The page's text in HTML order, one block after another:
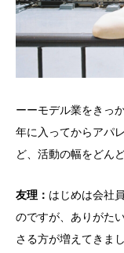
ーーモデル業をきっ
年に入ってからアパ
ど、活動の幅をどん
友理： はじめは会社
のですが、ありがた
さる方が増えてきま